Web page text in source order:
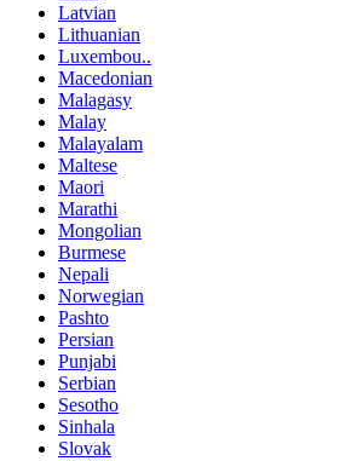
Latvian
Lithuanian
Luxembou..
Macedonian
Malagasy
Malay
Malayalam
Maltese
Maori
Marathi
Mongolian
Burmese
Nepali
Norwegian
Pashto
Persian
Punjabi
Serbian
Sesotho
Sinhala
Slovak